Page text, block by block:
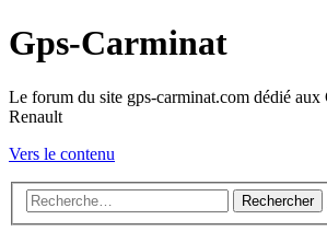
Gps-Carminat
Le forum du site gps-carminat.com dédié aux
Renault
Vers le contenu
Rechercher